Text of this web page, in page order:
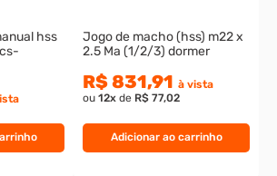
hss
Adicionar ao carrinho
Jogo de macho (hss) m22 x
2.5 Ma (1/2/3) dormer
R$ 831,91 à vista
ou 12x de R$ 77,02